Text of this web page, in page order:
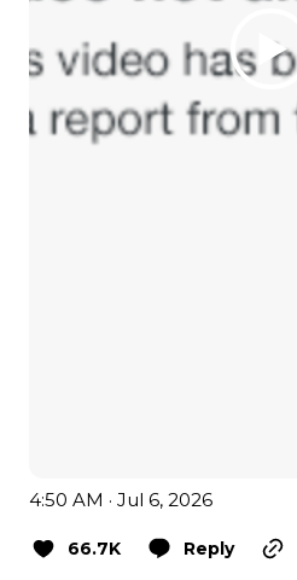
4:50 AM · Jul 6, 2026
66.7K Reply